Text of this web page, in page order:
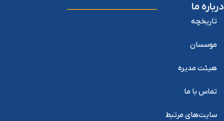
درباره ما
تاریخچه
موسسان
هیئت مدیره
تماس با ما
سایت‌های مرتبط